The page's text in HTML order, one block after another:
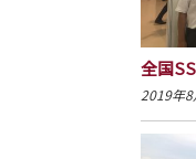
全国
2019年8